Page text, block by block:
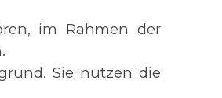
im Rahmen der
Sie nutzen die